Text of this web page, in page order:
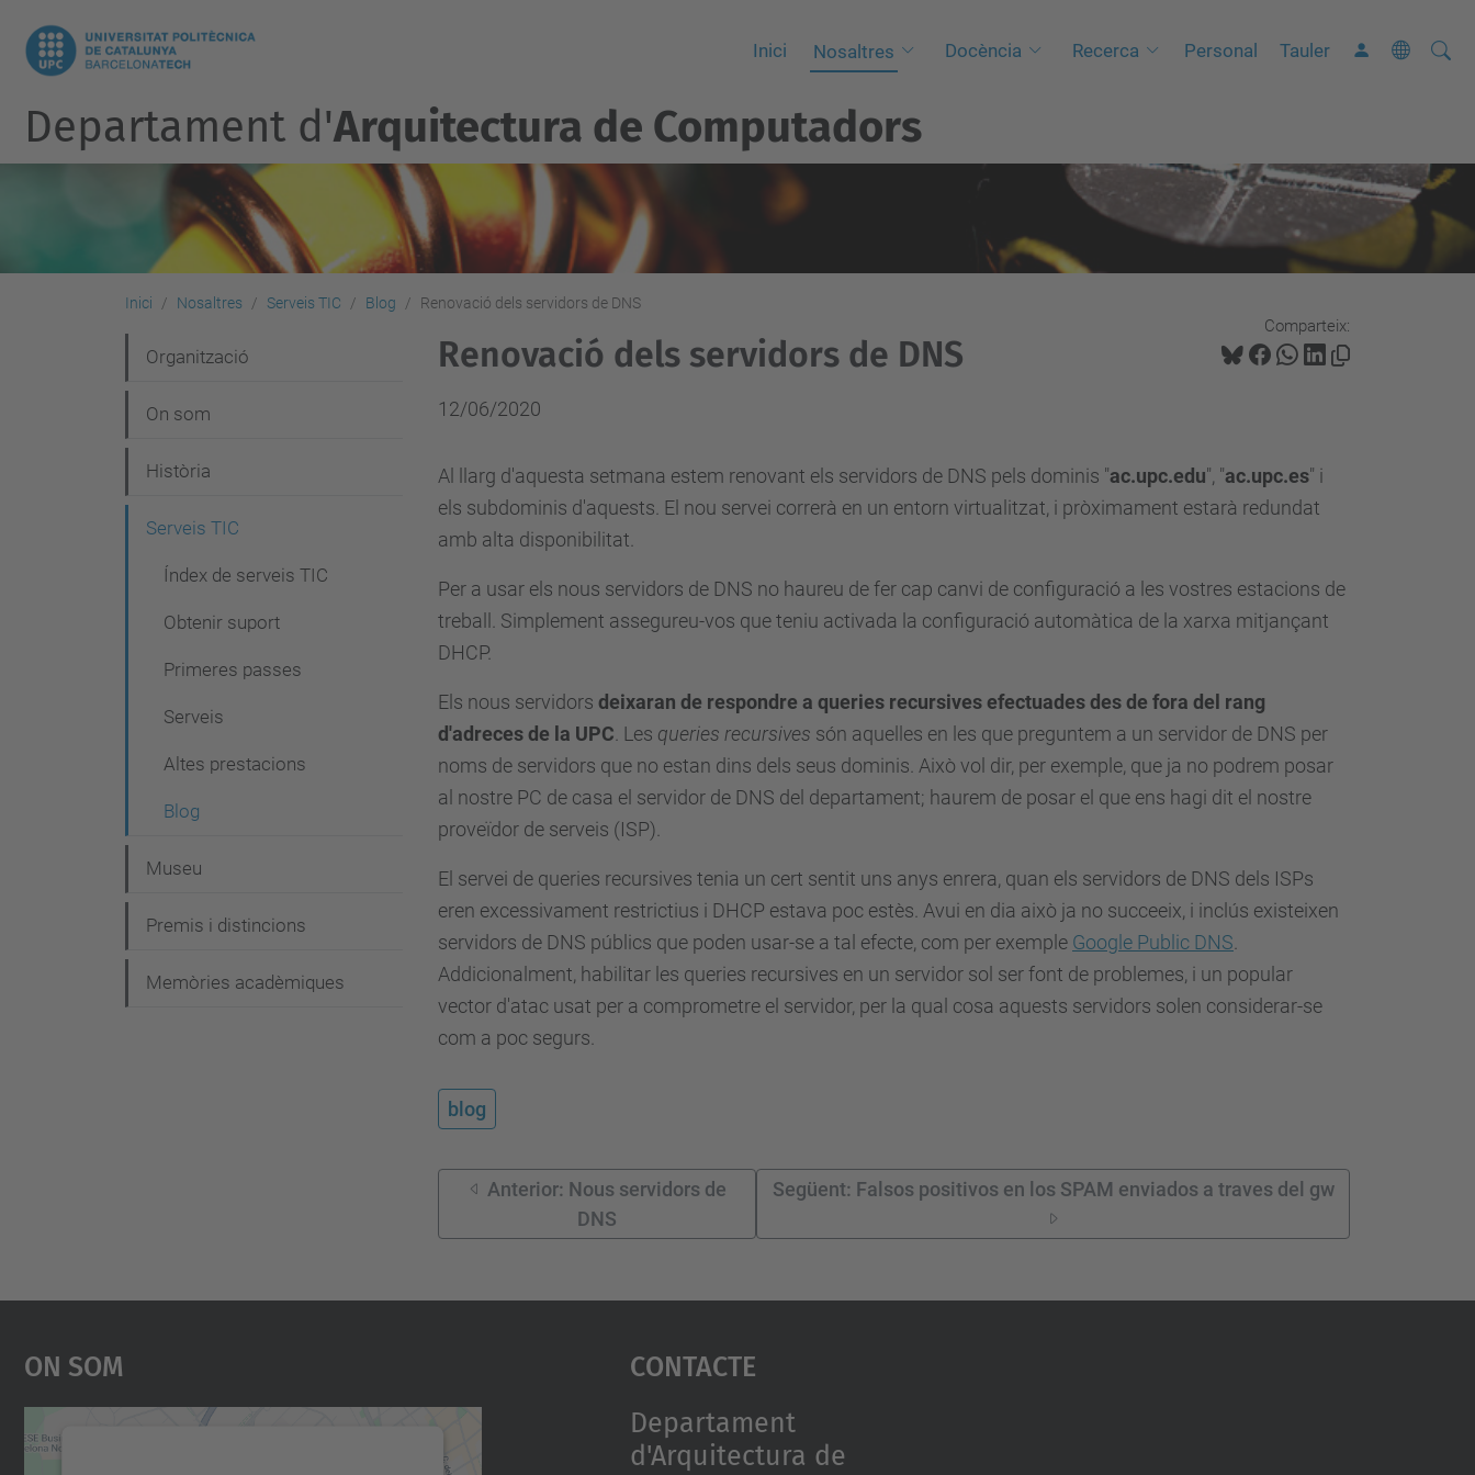
Inici Nosaltres Docència Recerca Personal Tauler Cerca
C
a
a
Departament d'Arquitectura de Computadors
Inici Nosaltres Serveis TIC Blog Renovació dels servidors de DNS
Comparteix:
Renovació dels servidors de DNS
12/06/2020
Al llarg d'aquesta setmana estem renovant els servidors de DNS pels dominis "ac.upc.edu", "ac.upc.es" i
els subdominis d'aquests. El nou servei correrà en un entorn virtualitzat, i pròximament estarà redundat
amb alta disponibilitat.
Per a usar els nous servidors de DNS no haureu de fer cap canvi de configuració a les vostres estacions de
treball. Simplement assegureu-vos que teniu activada la configuració automàtica de la xarxa mitjançant
DHCP.
Els nous servidors deixaran de respondre a queries recursives efectuades des de fora del rang
d'adreces de la UPC . Les queries recursives són aquelles en les que preguntem a un servidor de DNS per
noms de servidors que no estan dins dels seus dominis. Això vol dir, per exemple, que ja no podrem posar
al nostre PC de casa el servidor de DNS del departament; haurem de posar el que ens hagi dit el nostre
proveïdor de serveis (ISP).
El servei de queries recursives tenia un cert sentit uns anys enrera, quan els servidors de DNS dels ISPs
eren excessivament restrictius i DHCP estava poc estès. Avui en dia això ja no succeeix, i inclús existeixen
servidors de DNS públics que poden usar-se a tal efecte, com per exemple Google Public DNS
Addicionalment, habilitar les queries recursives en un servidor sol ser font de problemes, i un popular
vector d'atac usat per a comprometre el servidor, per la qual cosa aquests servidors solen considerar-se
com a poc segurs.
blog
Anterior: Nous servidors de
DNS
Següent: Falsos positivos en los SPAM enviados a traves del gw
a
v
g
Organització
On som
Història
Serveis TIC
Índex de serveis TIC
Obtenir suport
Primeres passes
Serveis
Altes prestacions
Blog
Museu
Premis i distincions
Memòries acadèmiques
On Som Contacte
Departament
d'Arquitectura de